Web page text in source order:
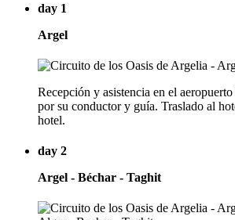
day 1
Argel
Recepción y asistencia en el
por su conductor y guía. Traslado al
hotel.
day 2
Argel - Béchar - Taghit